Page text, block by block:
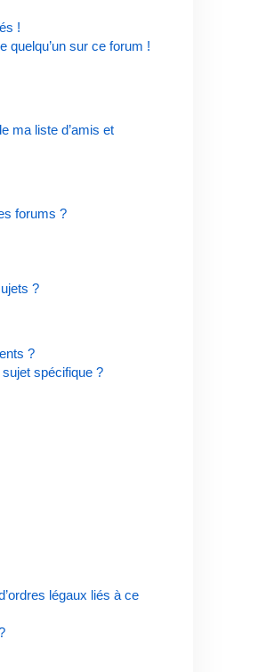
!
quelqu’un sur ce forum !
ma liste d’amis et
forums ?
?
?
spécifique ?
légaux liés à ce